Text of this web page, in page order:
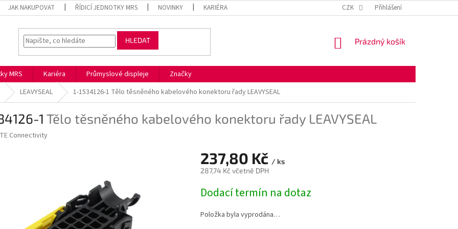
JAK NAKUPOVAT ŘÍDICÍ JEDNOTKY MRS NOVINKY KARIÉRA OBCHODNÍ PODMÍNKY
CZK Přihlášení
HLEDAT
NÁKUPNÍ
Prázdný košík
MRS Kariéra Průmyslové displeje
Značky
LEAVYSEAL 1-1534126-1 Tělo těsněného kabelového konektoru řady LEAVYSEAL
1 Tělo těsněného kabelového konektoru řady LEAVYSEAL
TE Connectivity
237,80 Kč / ks
287,74 Kč včetně DPH
cena:
Dodací termín na dotaz
Položka byla vyprodána…